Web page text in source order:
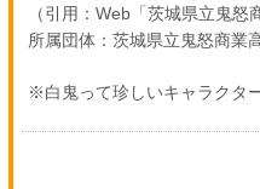
（引用：Web「茨城県立鬼怒
所属団体：茨城県立鬼怒商業
※白鬼って珍しいキャラクタ